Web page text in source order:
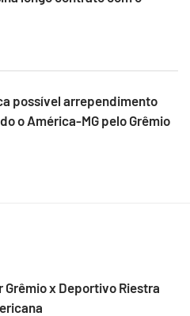
possível arrependimento
o América-MG pelo Grêmio
Grêmio x Deportivo Riestra